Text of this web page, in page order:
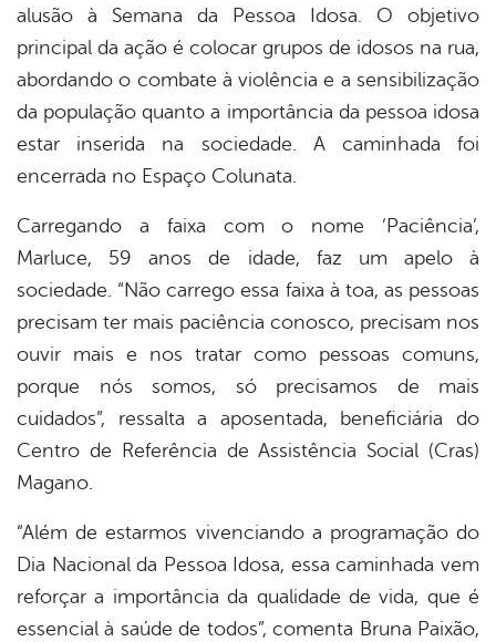
alusão à Semana da Pessoa Idosa. O objetivo
principal da ação é colocar grupos de idosos na rua,
abordando o combate à violência e a sensibilização
da população quanto a importância da pessoa idosa
estar inserida na sociedade. A caminhada foi
encerrada no Espaço Colunata.
Carregando a faixa com o nome ‘Paciência’,
Marluce, 59 anos de idade, faz um apelo à
sociedade. “Não carrego essa faixa à toa, as pessoas
precisam ter mais paciência conosco, precisam nos
ouvir mais e nos tratar como pessoas comuns,
porque nós somos, só precisamos de mais
cuidados”, ressalta a aposentada, beneficiária do
Centro de Referência de Assistência Social (Cras)
Magano.
“Além de estarmos vivenciando a programação do
Dia Nacional da Pessoa Idosa, essa caminhada vem
reforçar a importância da qualidade de vida, que é
essencial à saúde de todos”, comenta Bruna Paixão,